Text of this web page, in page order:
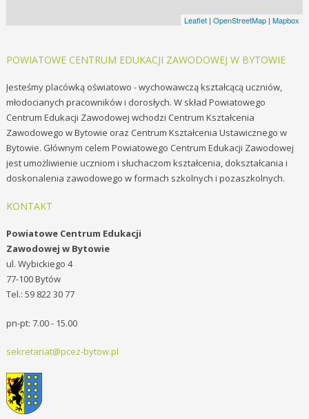
POWIATOWE CENTRUM EDUKACJI ZAWODOWEJ W BYTOWIE
Jesteśmy placówką oświatowo - wychowawczą kształcącą uczniów,
młodocianych pracowników i dorosłych. W skład Powiatowego
Centrum Edukacji Zawodowej wchodzi Centrum Kształcenia
Zawodowego w Bytowie oraz Centrum Kształcenia Ustawicznego w
Bytowie. Głównym celem Powiatowego Centrum Edukacji Zawodowej
jest umożliwienie uczniom i słuchaczom kształcenia, dokształcania i
doskonalenia zawodowego w formach szkolnych i pozaszkolnych.
KONTAKT
Powiatowe Centrum Edukacji
Zawodowej w Bytowie
ul. Wybickiego 4
77-100 Bytów
Tel.: 59 822 30 77
pn-pt: 7.00 - 15.00
sekretariat@pcez-bytow.pl
Leaflet |OpenStreetMap |Mapbox